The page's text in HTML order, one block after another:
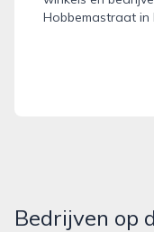
Hobbemastraat in
Bedrijven op